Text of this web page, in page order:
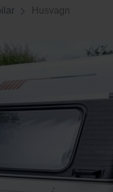
Husvagn